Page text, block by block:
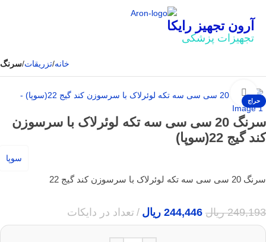
آرون تجهیز رایکا
تجهیزات پزشکی
خانه تزریقات سرنگ
حراج
بزرگنمایی تصویر
سرنگ 20 سی سی سه تکه لوئرلاک با سرسوزن‌
کند گیج‌ 22(سوپا)
سوپا
سرنگ 20 سی سی سه تکه لوئرلاک با سرسوزن‌ کند گیج‌ 22
249,193 ریال 244,446 ریال تعداد در دایکات